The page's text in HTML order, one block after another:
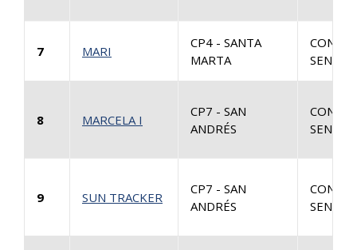
7 MARI
CP4 - SANTA
MARTA
8 MARCELA I
CP7 - SAN
ANDRÉS
9 SUN TRACKER
CP7 - SAN
ANDRÉS